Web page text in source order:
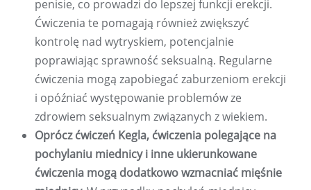
penisie, co prowadzi do lepszej funkcji erekcji.
Ćwiczenia te pomagają również zwiększyć
kontrolę nad wytryskiem, potencjalnie
poprawiając sprawność seksualną. Regularne
ćwiczenia mogą zapobiegać zaburzeniom erekcji
i opóźniać występowanie problemów ze
zdrowiem seksualnym związanych z wiekiem.
Oprócz ćwiczeń Kegla, ćwiczenia polegające na
pochylaniu miednicy i inne ukierunkowane
ćwiczenia mogą dodatkowo wzmacniać mięśnie